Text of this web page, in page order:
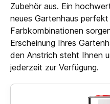
Zubehör aus. Ein
neues Gartenhaus
Farbkombinationen
Erscheinung Ihres
den Anstrich steht Ihnen
jederzeit zur Verfügung.